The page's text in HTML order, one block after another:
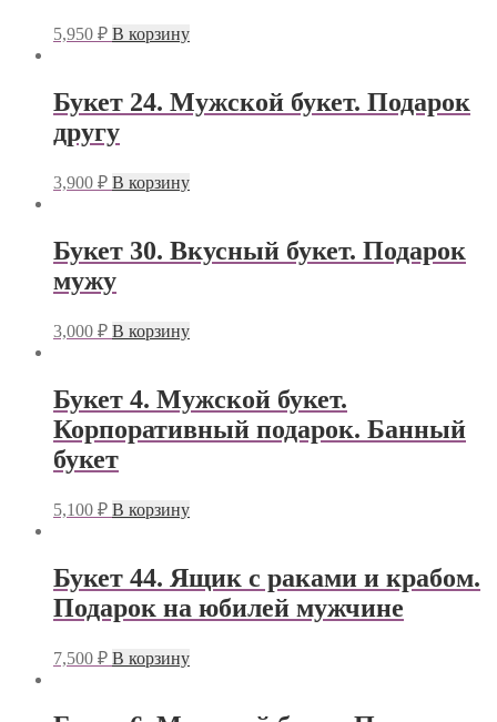
5,950 ₽ В корзину
Букет 24. Мужской букет. Подарок
другу
3,900 ₽ В корзину
Букет 30. Вкусный букет. Подарок
мужу
3,000 ₽ В корзину
Букет 4. Мужской букет.
Корпоративный подарок. Банный
букет
5,100 ₽ В корзину
Букет 44. Ящик с раками и крабом.
Подарок на юбилей мужчине
7,500 ₽ В корзину